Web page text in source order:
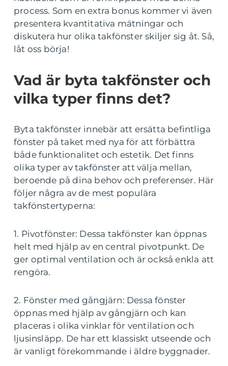
process. Som en extra bonus kommer vi även
presentera kvantitativa mätningar och
diskutera hur olika takfönster skiljer sig åt. Så,
låt oss börja!
Vad är byta takfönster och
vilka typer finns det?
Byta takfönster innebär att ersätta befintliga
fönster på taket med nya för att förbättra
både funktionalitet och estetik. Det finns
olika typer av takfönster att välja mellan,
beroende på dina behov och preferenser. Här
följer några av de mest populära
takfönstertyperna:
1. Pivotfönster: Dessa takfönster kan öppnas
helt med hjälp av en central pivotpunkt. De
ger optimal ventilation och är också enkla att
rengöra.
2. Fönster med gångjärn: Dessa fönster
öppnas med hjälp av gångjärn och kan
placeras i olika vinklar för ventilation och
ljusinsläpp. De har ett klassiskt utseende och
är vanligt förekommande i äldre byggnader.